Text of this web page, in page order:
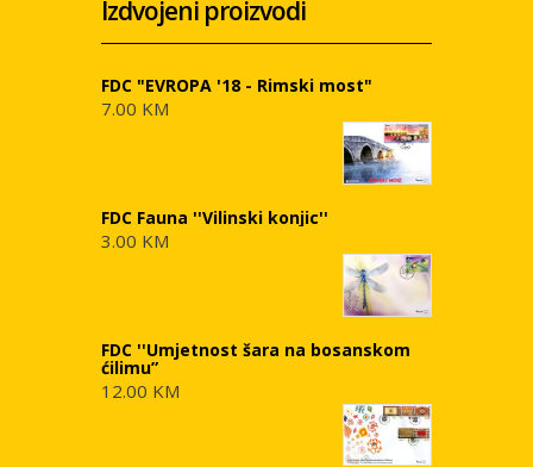
Izdvojeni proizvodi
FDC "EVROPA '18 - Rimski most"
7.00 KM
FDC Fauna ''Vilinski konjic''
3.00 KM
FDC ''Umjetnost šara na bosanskom
ćilimu”
12.00 KM